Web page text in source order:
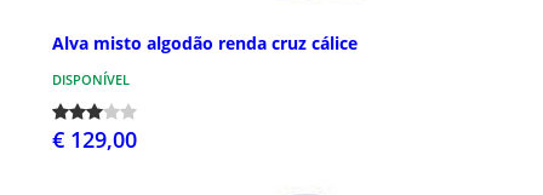
Alva misto algodão renda cruz cálice
DISPONÍVEL
€ 129,00